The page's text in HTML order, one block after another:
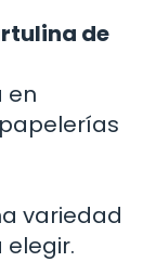
de
en
variedad